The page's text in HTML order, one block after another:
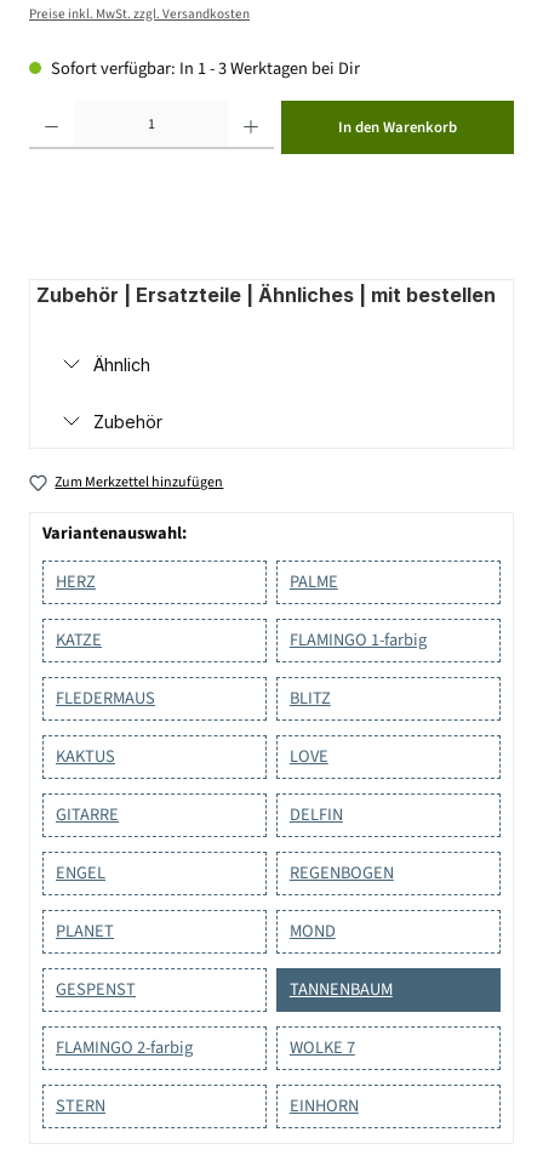
Preise inkl. MwSt. zzgl. Versandkosten
Sofort verfügbar: In 1 - 3 Werktagen bei Dir
In den Warenkorb
Zubehör | Ersatzteile | Ähnliches | mit bestellen
Ähnlich
Zubehör
Zum Merkzettel hinzufügen
Variantenauswahl:
HERZ
PALME
KATZE FLAMINGO 1-farbig
FLEDERMAUS BLITZ
KAKTUS LOVE
GITARRE DELFIN
ENGEL REGENBOGEN
PLANET MOND
GESPENST TANNENBAUM
FLAMINGO 2-farbig WOLKE 7
STERN EINHORN